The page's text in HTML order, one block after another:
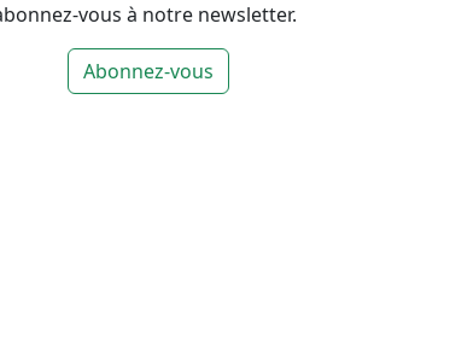
vous à notre newsletter.
Abonnez-vous